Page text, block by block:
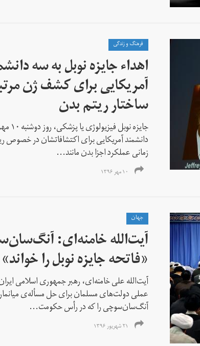
فرهنگ و زندگی
اهداء جایزه نوبل به سه
آمریکایی برای کشف ژن
ساختار ریتم بدن
جایزه
دانشمند آمریکایی برای اکتشافاتشان در خصوص
زمانی عملکرد اجزا بدن مانند...
۱۰ مهر ۱۳۹۶
جهان
آیت‌الله خامنه‌ای:
«فاتحه جایزه نوبل را خواند»
آیت‌الله علی خامنه‌ای، رهبر جمهوری اسلامی
عملی دولت‌های مسلمان برای حل مسأله‌ی
آنگ‌سان‌سوچی را که در رأس حکومت...
۲۱ شهریور ۱۳۹۶